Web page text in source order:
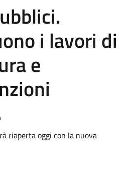
i lavori di
e
riaperta oggi con la nuova